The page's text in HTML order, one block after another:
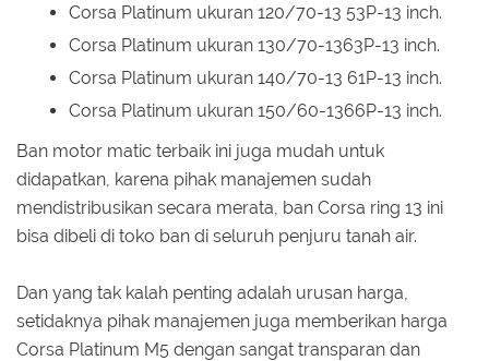
Corsa Platinum ukuran 120/70-13 53P-13 inch.
Corsa Platinum ukuran 130/70-1363P-13 inch.
Corsa Platinum ukuran 140/70-13 61P-13 inch.
Corsa Platinum ukuran 150/60-1366P-13 inch.
Ban motor matic terbaik ini juga mudah untuk
didapatkan, karena pihak manajemen sudah
mendistribusikan secara merata, ban Corsa ring 13 ini
bisa dibeli di toko ban di seluruh penjuru tanah air.
Dan yang tak kalah penting adalah urusan harga,
setidaknya pihak manajemen juga memberikan harga
Corsa Platinum M5 dengan sangat transparan dan